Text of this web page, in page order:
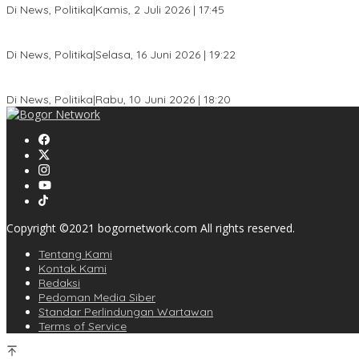
Di News, Politika|Kamis, 2 Juli 2026 | 17:45
Di News, Politika|Selasa, 16 Juni 2026 | 19:22
Di News, Politika|Rabu, 10 Juni 2026 | 18:20
Copyright ©2021 bogornetwork.com All rights reserved.
Tentang Kami
Kontak Kami
Redaksi
Pedoman Media Siber
Standar Perlindungan Wartawan
Terms of Service